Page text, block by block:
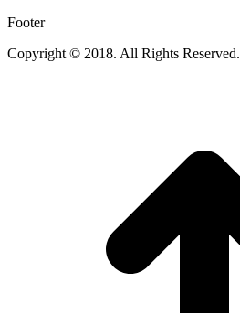
Footer
Copyright © 2018. All Rights Reserved.